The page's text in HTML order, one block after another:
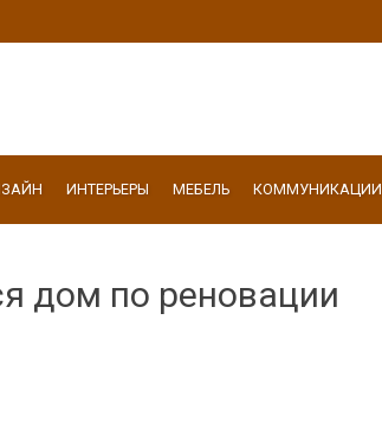
ИНТЕРЬЕРЫ МЕБЕЛЬ КОММУНИКАЦИИ
дом по реновации